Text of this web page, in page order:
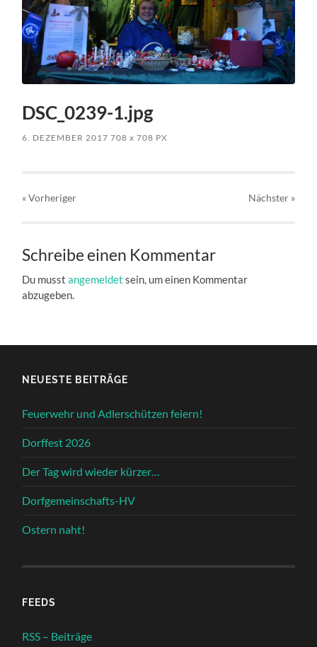
DSC_0239-1.jpg
6. DEZEMBER 2017 708x 708 PX
« Vorheriger Nächster »
Schreibe einen Kommentar
Du musstangemeldet sein, um einen Kommentar
abzugeben.
NEUESTE BEITRÄGE
Feuerwehr und Adlerschützen feiern!
Dorffest 2026
Der Tag wird wieder kürzer…
Dorfgemeinschafts-HV
Ostern naht!
FEEDS
RSS – Beiträge